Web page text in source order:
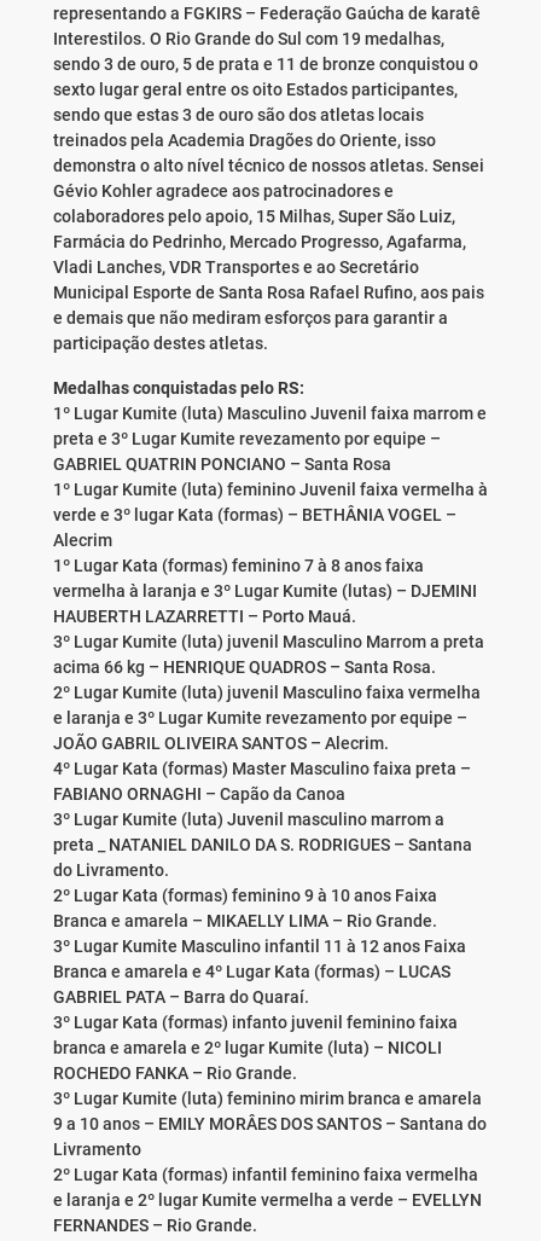
representando a FGKIRS – Federação Gaúcha de karatê
Interestilos. O Rio Grande do Sul com 19 medalhas,
sendo 3 de ouro, 5 de prata e 11 de bronze conquistou o
sexto lugar geral entre os oito Estados participantes,
sendo que estas 3 de ouro são dos atletas locais
treinados pela Academia Dragões do Oriente, isso
demonstra o alto nível técnico de nossos atletas. Sensei
Gévio Kohler agradece aos patrocinadores e
colaboradores pelo apoio, 15 Milhas, Super São Luiz,
Farmácia do Pedrinho, Mercado Progresso, Agafarma,
Vladi Lanches, VDR Transportes e ao Secretário
Municipal Esporte de Santa Rosa Rafael Rufino, aos pais
e demais que não mediram esforços para garantir a
participação destes atletas.
Medalhas conquistadas pelo RS:
1º Lugar Kumite (luta) Masculino Juvenil faixa marrom e
preta e 3º Lugar Kumite revezamento por equipe –
GABRIEL QUATRIN PONCIANO – Santa Rosa
1º Lugar Kumite (luta) feminino Juvenil faixa vermelha à
verde e 3º lugar Kata (formas) – BETHÂNIA VOGEL –
Alecrim
1º Lugar Kata (formas) feminino 7 à 8 anos faixa
vermelha à laranja e 3º Lugar Kumite (lutas) – DJEMINI
HAUBERTH LAZARRETTI – Porto Mauá.
3º Lugar Kumite (luta) juvenil Masculino Marrom a preta
acima 66 kg – HENRIQUE QUADROS – Santa Rosa.
2º Lugar Kumite (luta) juvenil Masculino faixa vermelha
e laranja e 3º Lugar Kumite revezamento por equipe –
JOÃO GABRIL OLIVEIRA SANTOS – Alecrim.
4º Lugar Kata (formas) Master Masculino faixa preta –
FABIANO ORNAGHI – Capão da Canoa
3º Lugar Kumite (luta) Juvenil masculino marrom a
preta _ NATANIEL DANILO DA S. RODRIGUES – Santana
do Livramento.
2º Lugar Kata (formas) feminino 9 à 10 anos Faixa
Branca e amarela – MIKAELLY LIMA – Rio Grande.
3º Lugar Kumite Masculino infantil 11 à 12 anos Faixa
Branca e amarela e 4º Lugar Kata (formas) – LUCAS
GABRIEL PATA – Barra do Quaraí.
3º Lugar Kata (formas) infanto juvenil feminino faixa
branca e amarela e 2º lugar Kumite (luta) – NICOLI
ROCHEDO FANKA – Rio Grande.
3º Lugar Kumite (luta) feminino mirim branca e amarela
9 a 10 anos – EMILY MORÂES DOS SANTOS – Santana do
Livramento
2º Lugar Kata (formas) infantil feminino faixa vermelha
e laranja e 2º lugar Kumite vermelha a verde – EVELLYN
FERNANDES – Rio Grande.